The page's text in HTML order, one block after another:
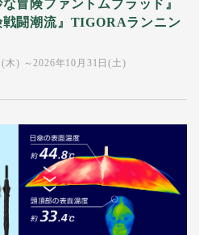
冒険ファントムブラッド』
戦闘潮流』TIGORAランニン
木) ～2026年10月31日(土)